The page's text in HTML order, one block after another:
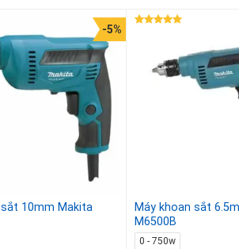
10mm Makita
-5%
Máy khoan sắt
M6500B
0 - 750w